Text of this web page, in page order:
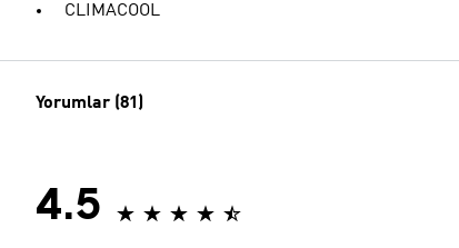
CLIMACOOL
Yorumlar (81)
4.5